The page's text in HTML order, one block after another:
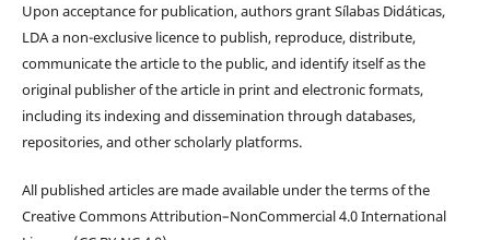
Upon acceptance for publication, authors grant Sílabas Didáticas,
LDA a non-exclusive licence to publish, reproduce, distribute,
communicate the article to the public, and identify itself as the
original publisher of the article in print and electronic formats,
including its indexing and dissemination through databases,
repositories, and other scholarly platforms.
All published articles are made available under the terms of the
Creative Commons Attribution–NonCommercial 4.0 International